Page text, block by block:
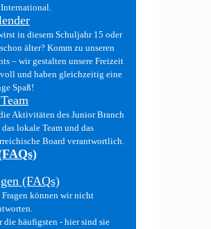
in diesem Schuljahr 15 oder
älter? Komm zu unseren
– wir gestalten unsere Freizeit
und haben gleichzeitig eine
Spaß!
Aktivitäten des Junior Branch
lokale Team und das
Board verantwortlich.
(FAQs)
können wir nicht
die häufigsten - hier sind sie